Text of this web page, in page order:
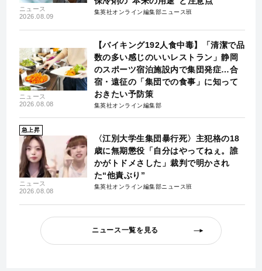
ニュース
2026.08.09
集英社オンライン編集部ニュース班
ニュース
2026.08.08
【バイキング192人食中毒】「清潔で品
数の多い感じのいいレストラン」静岡
のスポーツ宿泊施設内で集団発症…合
宿・遠征の「集団での食事」に知って
おきたい予防策
集英社オンライン編集部
急上昇
ニュース
2026.08.08
〈江別大学生集団暴行死〉主犯格の18
歳に無期懲役「自分はやってねぇ。誰
かがトドメさした」裁判で明かされ
た“他責ぶり”
集英社オンライン編集部ニュース班
ニュース一覧を見る